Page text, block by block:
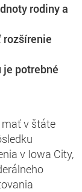
rodiny a
je potrebné
mať v štáte
v Iowa City,